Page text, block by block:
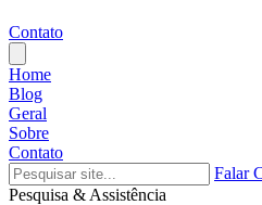
Contato
Home
Blog
Geral
Sobre
Contato
Falar
Pesquisa & Assistência